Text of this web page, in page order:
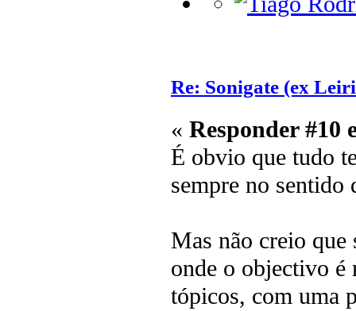
Re: Sonigate (ex
« Responder #10
É obvio que tudo
sempre no sentido
Mas não creio que
onde o objectivo é
tópicos, com uma